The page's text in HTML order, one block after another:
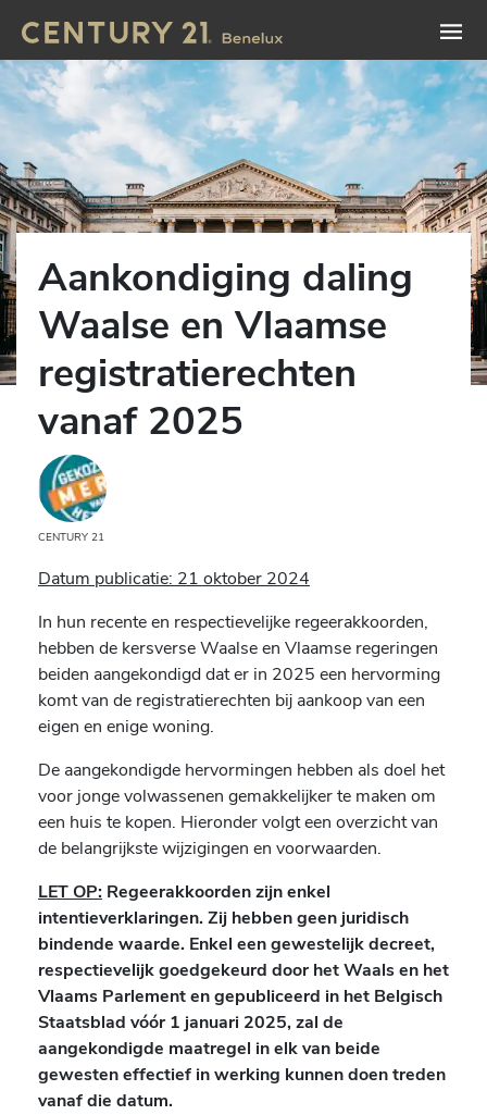
Aankondiging daling
Waalse en Vlaamse
registratierechten
vanaf 2025
CENTURY 21
Datum publicatie: 21 oktober 2024
In hun recente en respectievelijke regeerakkoorden,
hebben de kersverse Waalse en Vlaamse regeringen
beiden aangekondigd dat er in 2025 een hervorming
komt van de registratierechten bij aankoop van een
eigen en enige woning.
De aangekondigde hervormingen hebben als doel het
voor jonge volwassenen gemakkelijker te maken om
een huis te kopen. Hieronder volgt een overzicht van
de belangrijkste wijzigingen en voorwaarden.
LET OP: Regeerakkoorden zijn enkel
intentieverklaringen. Zij hebben geen juridisch
bindende waarde. Enkel een gewestelijk decreet,
respectievelijk goedgekeurd door het Waals en het
Vlaams Parlement en gepubliceerd in het Belgisch
Staatsblad vóór 1 januari 2025, zal de
aangekondigde maatregel in elk van beide
gewesten effectief in werking kunnen doen treden
vanaf die datum.